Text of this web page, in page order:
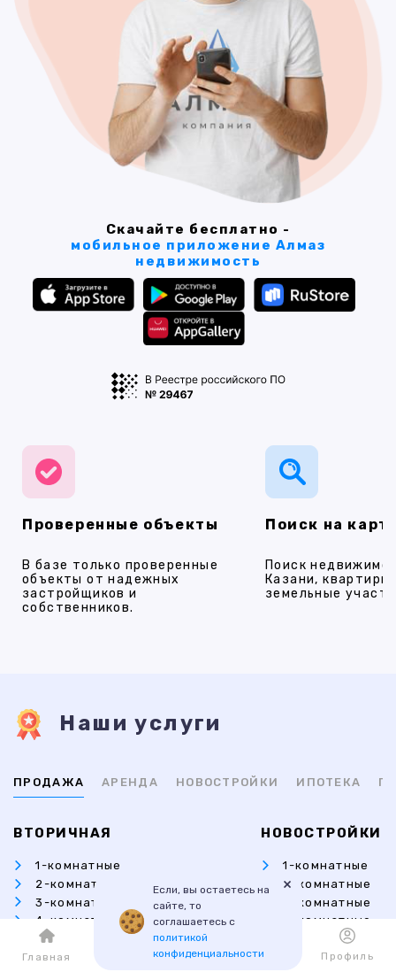
Скачайте бесплатно -
мобильное приложение Алмаз
недвижимость
Проверенные объекты
В базе только проверенные
объекты от надежных
застройщиков и
собственников.
Поиск на
Поиск
Казани,
земельные
Наши услуги
ПРОДАЖА АРЕНДА НОВОСТРОЙКИ ИПОТЕКА
ВТОРИЧНАЯ
1-комнатные
2-комнатные
3-комнатные
4-комнатные
Комнаты
Гостинки
НОВОСТРОЙКИ
1-комнатные
2-комнатные
3-комнатные
4-комнатные
Если, вы остаетесь на
сайте, то
соглашаетесь с
политикой
конфиденциальности
×
Главная Каталог Избранное Профиль